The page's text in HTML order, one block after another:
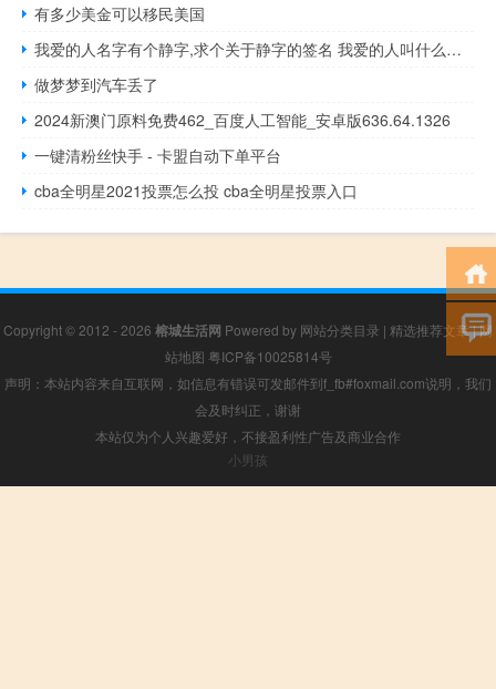
有多少美金可以移民美国
我爱的人名字有个静字,求个关于静字的签名 我爱的人叫什么名字
做梦梦到汽车丢了
2024新澳门原料免费462_百度人工智能_安卓版636.64.1326
一键清粉丝快手 - 卡盟自动下单平台
cba全明星2021投票怎么投 cba全明星投票入口
Copyright © 2012 - 2026 榕城生活网 Powered by 网站分类目录 | 精选推荐文章|网
站地图 粤ICP备10025814号
声明：本站内容来自互联网，如信息有错误可发邮件到f_fb#foxmail.com说明，我们
会及时纠正，谢谢
本站仅为个人兴趣爱好，不接盈利性广告及商业合作
小男孩